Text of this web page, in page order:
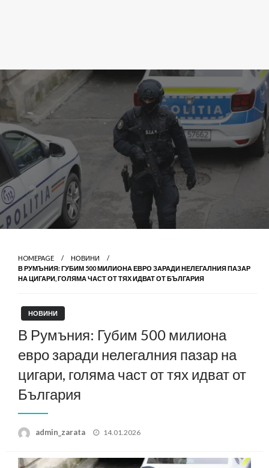
HOMEPAGE
НОВИНИ
В РУМЪНИЯ: ГУБИМ 500 МИЛИОНА ЕВРО ЗАРАДИ НЕЛЕГАЛНИЯ ПАЗАР
НА ЦИГАРИ, ГОЛЯМА ЧАСТ ОТ ТЯХ ИДВАТ ОТ БЪЛГАРИЯ
НОВИНИ
В Румъния: Губим 500 милиона
евро заради нелегалния пазар на
цигари, голяма част от тях идват от
България
admin_zarata
Posted
14.01.2026